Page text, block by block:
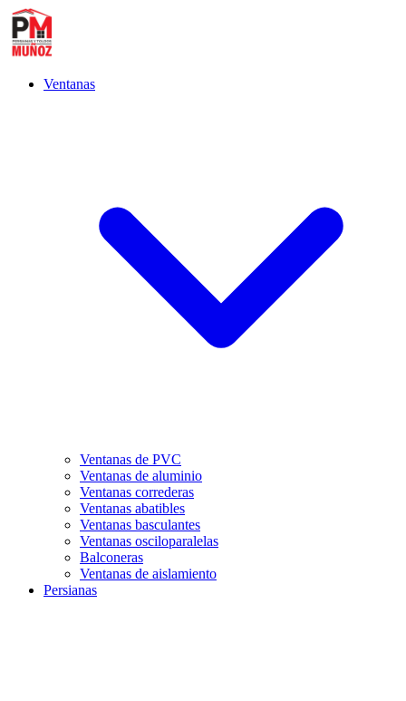
Ventanas
Ventanas de PVC
Ventanas de aluminio
Ventanas correderas
Ventanas abatibles
Ventanas basculantes
Ventanas osciloparalelas
Balconeras
Ventanas de aislamiento
Persianas